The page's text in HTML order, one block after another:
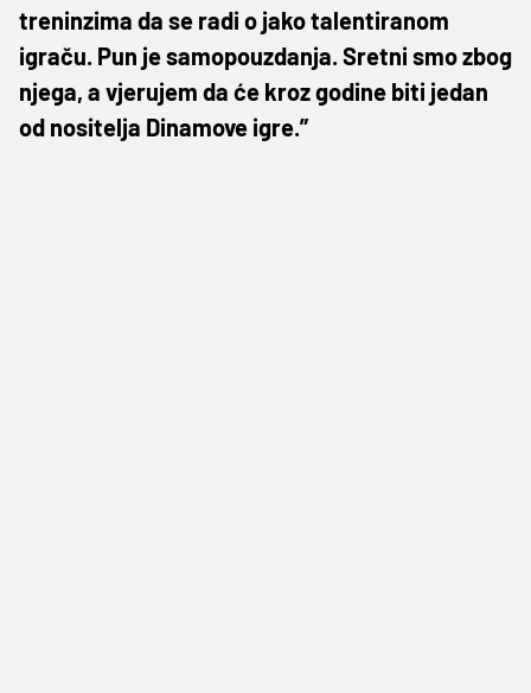
treninzima da se radi o jako talentiranom
igraču. Pun je samopouzdanja. Sretni smo zbog
njega, a vjerujem da će kroz godine biti jedan
od nositelja Dinamove igre.”